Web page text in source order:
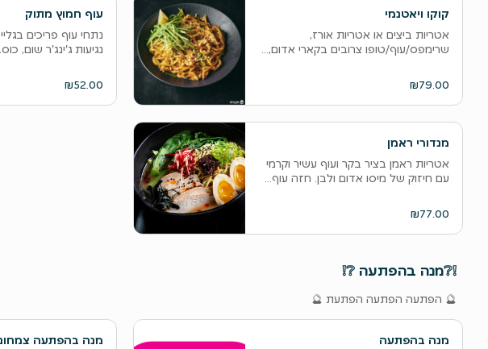
קוקו ויאטנמי
אטריות ביצים או אטריות אורז,
שרימפס/עוף/טופו צרובים בקארי אדום,...
₪79.00
עוף חמוץ מתוק
נתחי עוף פריכים
נגיעות ג'ינג'ר שום, כוסברה ושומשום...
₪52.00
מנדורי ראמן
אטריות ראמן בציר בקר ועוף עשיר וקרמי
עם חיזוק של מיסו אדום ולבן. חזה עוף...
₪77.00
❕❔מנה בהפתעה ❔❕
🔮 הפתעה הפתעה הפתעת 🔮
מנה בהפתעה
מנה בהפתעה